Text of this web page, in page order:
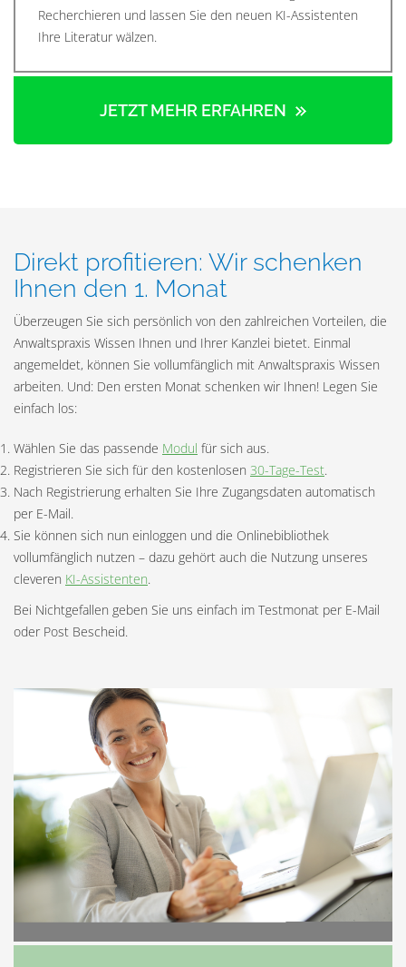
Recherchieren und lassen Sie den neuen KI-Assistenten
Ihre Literatur wälzen.
JETZT MEHR ERFAHREN
Direkt profitieren: Wir schenken
Ihnen den 1. Monat
Überzeugen Sie sich persönlich von den zahlreichen Vorteilen, die
Anwaltspraxis Wissen Ihnen und Ihrer Kanzlei bietet. Einmal
angemeldet, können Sie vollumfänglich mit Anwaltspraxis Wissen
arbeiten. Und: Den ersten Monat schenken wir Ihnen! Legen Sie
einfach los:
Wählen Sie das passende Modul für sich aus.
Registrieren Sie sich für den kostenlosen 30-Tage-Test.
Nach Registrierung erhalten Sie Ihre Zugangsdaten automatisch
per E-Mail.
Sie können sich nun einloggen und die Onlinebibliothek
vollumfänglich nutzen – dazu gehört auch die Nutzung unseres
cleveren KI-Assistenten.
Bei Nichtgefallen geben Sie uns einfach im Testmonat per E-Mail
oder Post Bescheid.